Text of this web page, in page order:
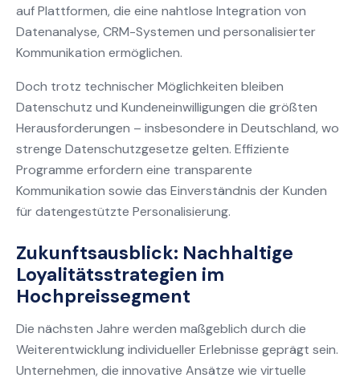
auf Plattformen, die eine nahtlose Integration von
Datenanalyse, CRM-Systemen und personalisierter
Kommunikation ermöglichen.
Doch trotz technischer Möglichkeiten bleiben
Datenschutz und Kundeneinwilligungen die größten
Herausforderungen – insbesondere in Deutschland, wo
strenge Datenschutzgesetze gelten. Effiziente
Programme erfordern eine transparente
Kommunikation sowie das Einverständnis der Kunden
für datengestützte Personalisierung.
Zukunftsausblick: Nachhaltige
Loyalitätsstrategien im
Hochpreissegment
Die nächsten Jahre werden maßgeblich durch die
Weiterentwicklung individueller Erlebnisse geprägt sein.
Unternehmen, die innovative Ansätze wie virtuelle